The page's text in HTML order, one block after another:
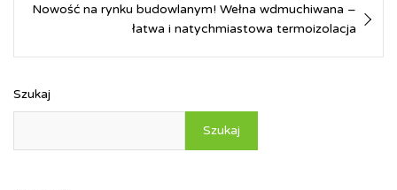
d
l
Nowość na rynku budowlanym! Wełna wdmuchiwana –
łatwa i natychmiastowa termoizolacja
Szukaj
Szukaj